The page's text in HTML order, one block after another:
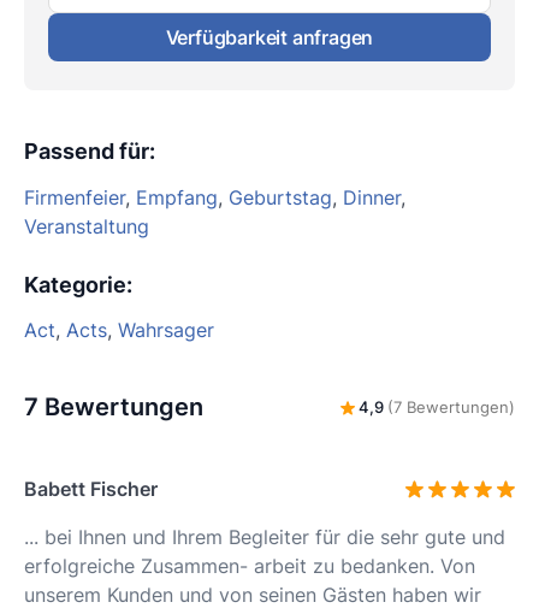
Verfügbarkeit anfragen
Passend für:
Firmenfeier, Empfang, Geburtstag, Dinner,
Veranstaltung
Kategorie:
Act, Acts, Wahrsager
7 Bewertungen 4,9 (7 Bewertungen)
Babett Fischer
... bei Ihnen und Ihrem Begleiter für die sehr gute und
erfolgreiche Zusammen- arbeit zu bedanken. Von
unserem Kunden und von seinen Gästen haben wir